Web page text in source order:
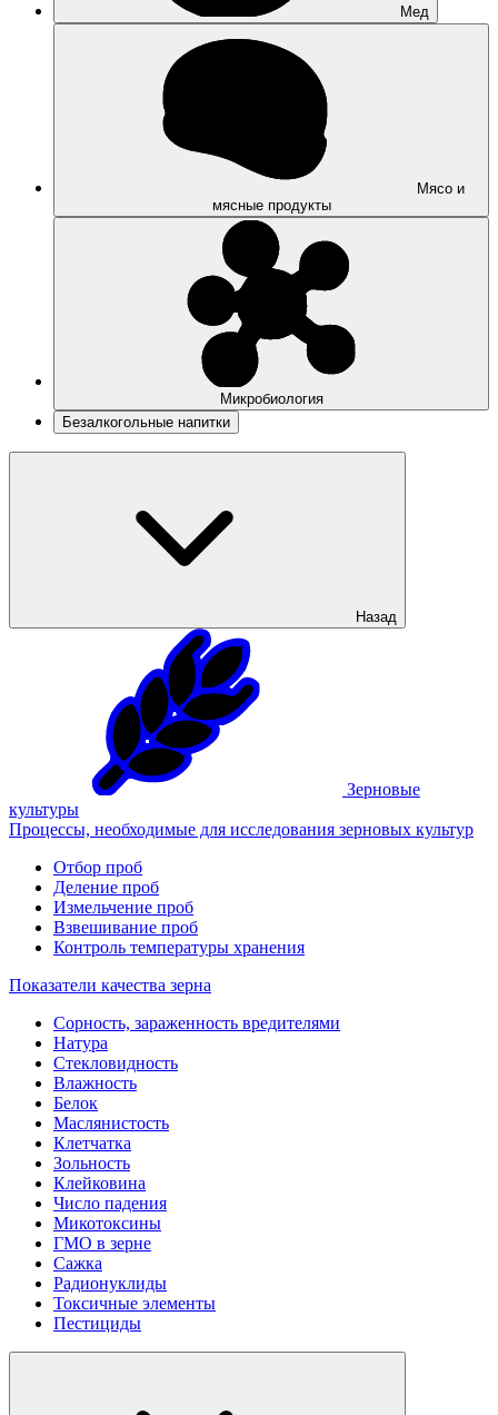
Мед
Мясо и
мясные продукты
Микробиология
Безалкогольные напитки
Назад
Зерновые
культуры
Процессы, необходимые для исследования зерновых культур
Отбор проб
Деление проб
Измельчение проб
Взвешивание проб
Контроль температуры хранения
Показатели качества зерна
Сорность, зараженность вредителями
Натура
Стекловидность
Влажность
Белок
Маслянистость
Клетчатка
Зольность
Клейковина
Число падения
Микотоксины
ГМО в зерне
Сажка
Радионуклиды
Токсичные элементы
Пестициды